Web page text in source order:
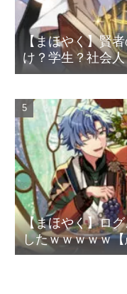
【まほやく】賢
け？学生？社会
【まほやく】ロ
したｗｗｗｗｗ